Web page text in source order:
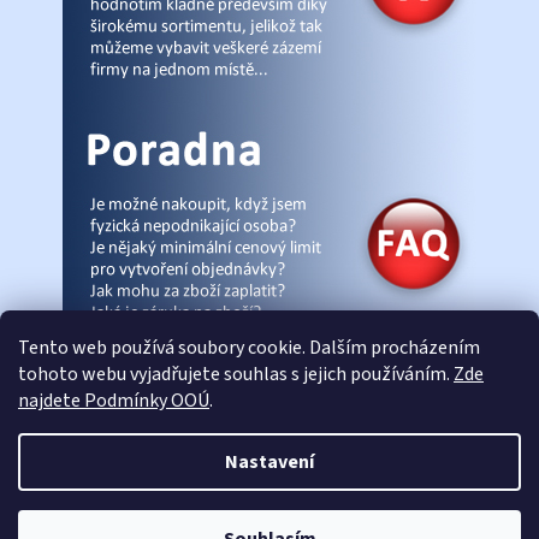
Tento web používá soubory cookie. Dalším procházením
tohoto webu vyjadřujete souhlas s jejich používáním. Zde
najdete Podmínky OOÚ.
Nastavení
© Pracovniobchod.cz|Úvod
Kontakty|Články